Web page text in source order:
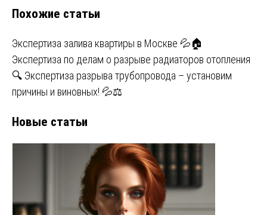
Похожие статьи
Экспертиза залива квартиры в Москве 💦🏠
Экспертиза по делам о разрыве радиаторов отопления
🔍 Экспертиза разрыва трубопровода – установим
причины и виновных! 💦⚖️
Новые статьи